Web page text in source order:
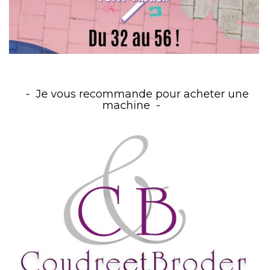
Je vous recommande pour acheter une
machine